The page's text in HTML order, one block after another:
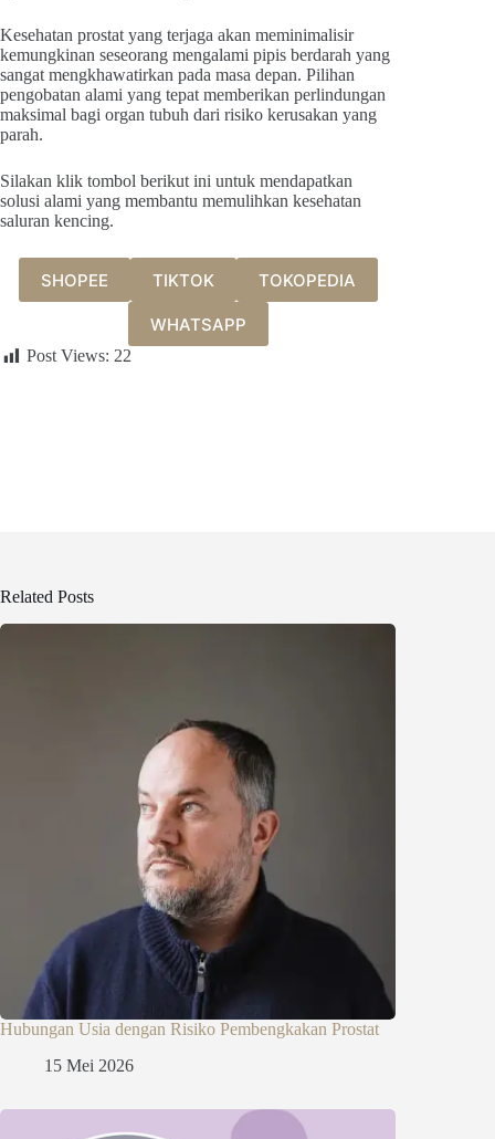
Kesehatan prostat yang terjaga akan meminimalisir
kemungkinan seseorang mengalami pipis berdarah yang
sangat mengkhawatirkan pada masa depan. Pilihan
pengobatan alami yang tepat memberikan perlindungan
maksimal bagi organ tubuh dari risiko kerusakan yang
parah.
Silakan klik tombol berikut ini untuk mendapatkan
solusi alami yang membantu memulihkan kesehatan
saluran kencing.
SHOPEE TIKTOK TOKOPEDIA
WHATSAPP
Post Views: 22
Related Posts
Hubungan Usia dengan Risiko Pembengkakan Prostat
15 Mei 2026